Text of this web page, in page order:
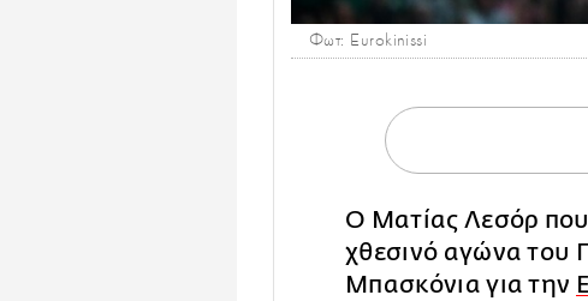
Φωτ: Eurokinissi
Ο Ματίας Λεσόρ
χθεσινό αγώνα του
Μπασκόνια για την